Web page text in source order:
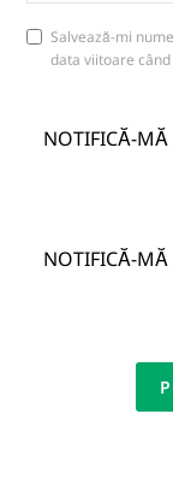
Salvează-mi
data viitoare
NOTIFICĂ-MĂ
NOTIFICĂ-MĂ